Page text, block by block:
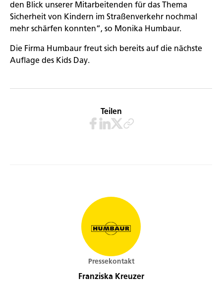
den Blick unserer Mitarbeitenden für das Thema
Sicherheit von Kindern im Straßenverkehr nochmal
mehr schärfen konnten“, so Monika Humbaur.
Die Firma Humbaur freut sich bereits auf die nächste
Auflage des Kids Day.
Teilen
Pressekontakt
Franziska Kreuzer